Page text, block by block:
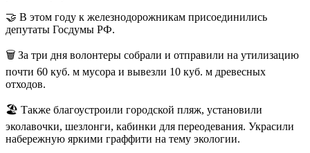
🤝 В этом году к железнодорожникам присоединились
депутаты Госдумы РФ.
🗑 За три дня волонтеры собрали и отправили на утилизацию
почти 60 куб. м мусора и вывезли 10 куб. м древесных
отходов.
🏖 Также благоустроили городской пляж, установили
эколавочки, шезлонги, кабинки для переодевания. Украсили
набережную яркими граффити на тему экологии.